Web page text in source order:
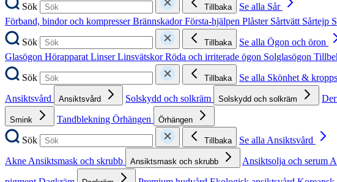
Sök
Tillbaka
Se alla Sår
Förband, bindor och kompresserBrännskadorFörsta-hjälpen Plåster Sårtvätt Sårtejp
Sök
Tillbaka
Se alla Ögon och öron
Glasögon Hörapparat LinserLinsvätskorRöda och irriterade ögon Solglasögon
Sök
Tillbaka
Se alla Skönhet &
Ansiktsvård
Ansiktsvård Solskydd och solkräm Solskydd och solkräm
Smink Tandblekning Örhängen Örhängen
Sök Tillbaka
Se alla Ansiktsvård
Akne Ansiktsmask och skrubb Ansiktsmask och skrubb Ansiktsolja och serum